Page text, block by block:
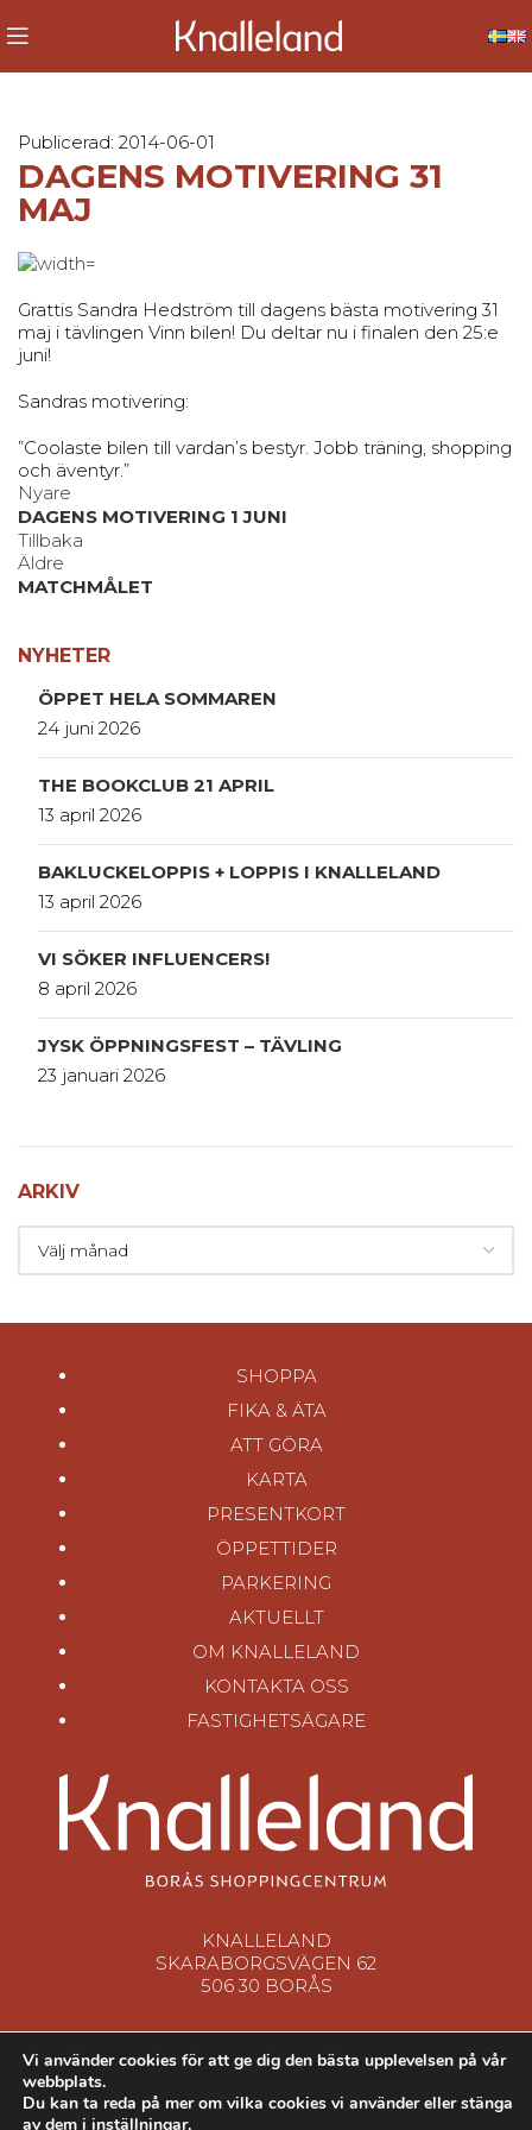
Publicerad: 2014-06-01
DAGENS MOTIVERING 31
MAJ
Grattis Sandra Hedström till dagens bästa motivering 31
maj i tävlingen Vinn bilen! Du deltar nu i finalen den 25:e
juni!
Sandras motivering:
”Coolaste bilen till vardan’s bestyr. Jobb träning, shopping
och äventyr.”
Nyare
DAGENS MOTIVERING 1 JUNI
Tillbaka
Äldre
MATCHMÅLET
NYHETER
ÖPPET HELA SOMMAREN
24 juni 2026
THE BOOKCLUB 21 APRIL
13 april 2026
BAKLUCKELOPPIS + LOPPIS I KNALLELAND
13 april 2026
VI SÖKER INFLUENCERS!
8 april 2026
JYSK ÖPPNINGSFEST – TÄVLING
23 januari 2026
ARKIV
SHOPPA
FIKA & ÄTA
ATT GÖRA
KARTA
PRESENTKORT
ÖPPETTIDER
PARKERING
AKTUELLT
OM KNALLELAND
KONTAKTA OSS
FASTIGHETSÄGARE
KNALLELAND
SKARABORGSVÄGEN 62
506 30 BORÅS
Vi använder cookies för att ge dig den bästa upplevelsen på vår
webbplats.
Du kan ta reda på mer om vilka cookies vi använder eller stänga
av dem i inställningar.